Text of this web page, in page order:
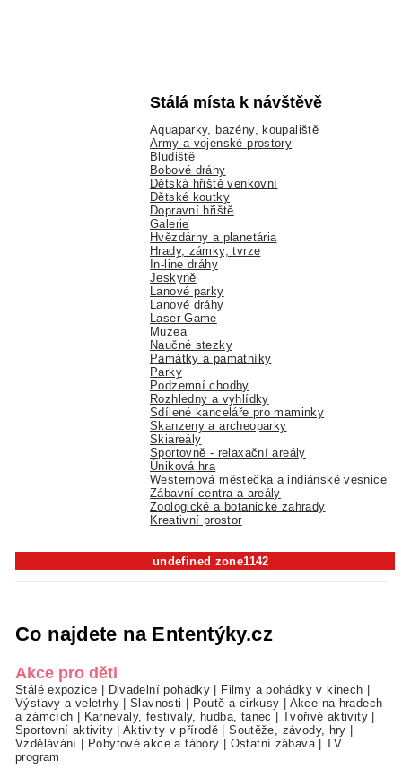
Stálá místa k návštěvě
Aquaparky, bazény, koupaliště
Army a vojenské prostory
Bludiště
Bobové dráhy
Dětská hřiště venkovní
Dětské koutky
Dopravní hřiště
Galerie
Hvězdárny a planetária
Hrady, zámky, tvrze
In-line dráhy
Jeskyně
Lanové parky
Lanové dráhy
Laser Game
Muzea
Naučné stezky
Památky a památníky
Parky
Podzemní chodby
Rozhledny a vyhlídky
Sdílené kanceláře pro maminky
Skanzeny a archeoparky
Skiareály
Sportovně - relaxační areály
Úniková hra
Westernová městečka a indiánské vesnice
Zábavní centra a areály
Zoologické a botanické zahrady
Kreativní prostor
undefined zone1142
Co najdete na Ententýky.cz
Akce pro děti
Stálé expozice | Divadelní pohádky | Filmy a pohádky v kinech |
Výstavy a veletrhy|Slavnosti | Poutě a cirkusy | Akce na hradech
a zámcích | Karnevaly, festivaly, hudba, tanec | Tvořivé aktivity |
Sportovní aktivity|Aktivity v přírodě |Soutěže, závody, hry |
Vzdělávání | Pobytové akce a tábory | Ostatní zábava |TV
program